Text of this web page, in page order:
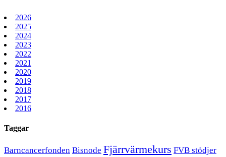
2026
2025
2024
2023
2022
2021
2020
2019
2018
2017
2016
Taggar
Barncancerfonden Bisnode Fjärrvärmekurs FVB stödjer